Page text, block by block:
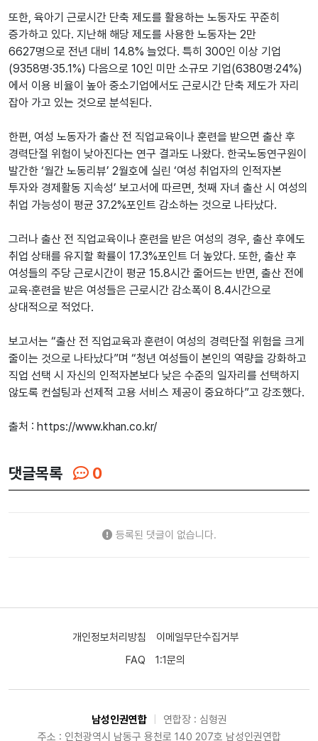
또한, 육아기 근로시간 단축 제도를 활용하는 노동자도 꾸준히
증가하고 있다. 지난해 해당 제도를 사용한 노동자는 2만
6627명으로 전년 대비 14.8% 늘었다. 특히 300인 이상 기업
(9358명·35.1%) 다음으로 10인 미만 소규모 기업(6380명·24%)
에서 이용 비율이 높아 중소기업에서도 근로시간 단축 제도가 자리
잡아 가고 있는 것으로 분석된다.
한편, 여성 노동자가 출산 전 직업교육이나 훈련을 받으면 출산 후
경력단절 위험이 낮아진다는 연구 결과도 나왔다. 한국노동연구원이
발간한 ‘월간 노동리뷰’ 2월호에 실린 ‘여성 취업자의 인적자본
투자와 경제활동 지속성’ 보고서에 따르면, 첫째 자녀 출산 시 여성의
취업 가능성이 평균 37.2%포인트 감소하는 것으로 나타났다.
그러나 출산 전 직업교육이나 훈련을 받은 여성의 경우, 출산 후에도
취업 상태를 유지할 확률이 17.3%포인트 더 높았다. 또한, 출산 후
여성들의 주당 근로시간이 평균 15.8시간 줄어드는 반면, 출산 전에
교육·훈련을 받은 여성들은 근로시간 감소폭이 8.4시간으로
상대적으로 적었다.
보고서는 “출산 전 직업교육과 훈련이 여성의 경력단절 위험을 크게
줄이는 것으로 나타났다”며 “청년 여성들이 본인의 역량을 강화하고
직업 선택 시 자신의 인적자본보다 낮은 수준의 일자리를 선택하지
않도록 컨설팅과 선제적 고용 서비스 제공이 중요하다”고 강조했다.
출처 : https://www.khan.co.kr/
댓글목록 0
등록된 댓글이 없습니다.
개인정보처리방침
이메일무단수집거부
FAQ
1:1문의
남성인권연합
연합장 : 심형권
주소 : 인천광역시 남동구 용천로 140 207호 남성인권연합